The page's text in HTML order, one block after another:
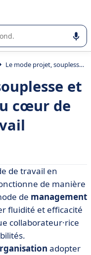
ou la sélection de
Le mode projet, souplesse et collaboration au cœur de votre travail
et
cœur de
?
améliorer sa
un projet avec des
de travail en
de manière
de management
fluidité et efficacité
collaborateur·rice
adopter